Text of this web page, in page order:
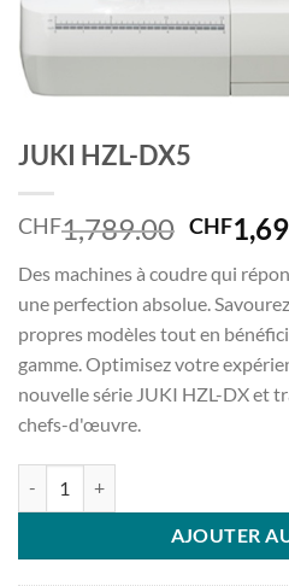
JUKI HZL-DX5
CHF1,789.00 Le
initial
était :
CHF
Des machines à coudre qui
une perfection absolue.
propres modèles tout en
gamme. Optimisez votre
nouvelle série JUKI HZL-DX et
chefs-d'œuvre.
AJOUTER